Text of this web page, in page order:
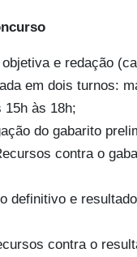
e redação
em dois turnos:
15h às 18h;
do gabarito
contra o
definitivo e
contra o